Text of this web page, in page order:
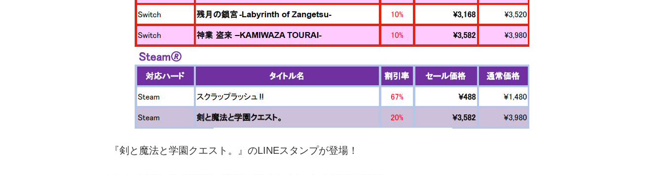
『剣と魔法と学園クエスト。』のLINEスタンプが登場！